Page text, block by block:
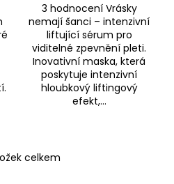
3 hodnocení Vrásky
nemají šanci – intenzivní
liftující sérum pro
viditelné zpevnění pleti.
Inovativní maska, která
poskytuje intenzivní
hloubkový liftingový
efekt,...
Ocelkem